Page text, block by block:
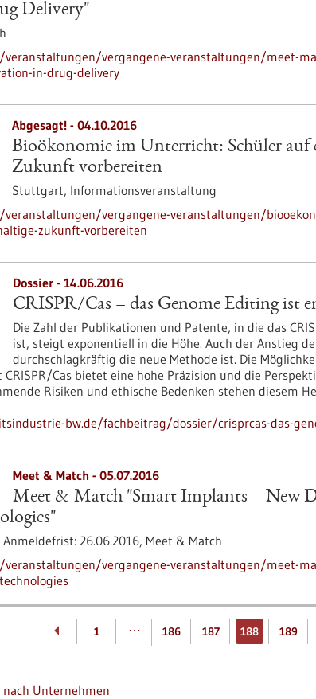
Delivery"
vergangene-veranstaltungen/meet-
in-drug-delivery
Abgesagt! - 04.10.2016
Bioökonomie im Unterricht: Schüler auf
Zukunft vorbereiten
Stuttgart, Informationsveranstaltung
vergangene-veranstaltungen/
zukunft-vorbereiten
Dossier - 14.06.2016
CRISPR/Cas – das Genome Editing ist
Die Zahl der Publikationen und Patente, in die das
ist, steigt exponentiell in die Höhe. Auch der Anstieg
durchschlagkräftig die neue Methode ist. Die
Cas bietet eine hohe Präzision und die
Risiken und ethische Bedenken stehen diesem
bw.de/fachbeitrag/dossier/crisprcas-das-
Meet & Match - 05.07.2016
Meet & Match "Smart Implants – New
Anmeldefrist: 26.06.2016, Meet & Match
vergangene-veranstaltungen/meet-
1 … 186 187 188 189
Unternehmen